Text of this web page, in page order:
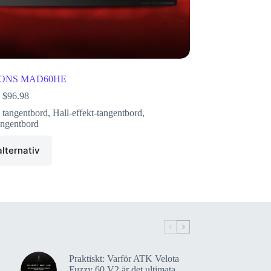
MAD60HE
$96.98
tangentbord, Hall-effekt-tangentbord,
Praktiskt: Varför ATK Velota